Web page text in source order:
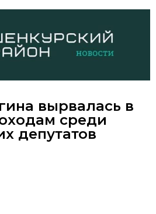
вырвалась в
среди
депутатов